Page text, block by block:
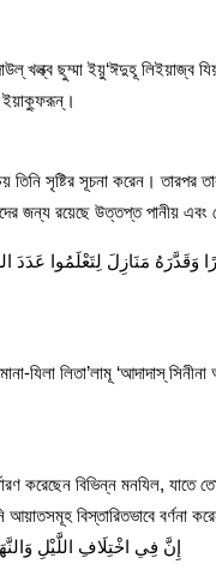
খল্ক্ব ছুম্মা ইয়ু‘ঈদুহূ লিইয়াজ্ব
ইয়াক্ফুরূন্।
সৃষ্টির সূচনা করেন। তারপর
জন্য রয়েছে উত্তপ্ত পানীয়
مَنَازِلَ لِتَعْلَمُوا عَدَدَ
যিলা লিতা’লামূ ‘আদাদাস্
করেছেন বিভিন্ন মনযিল, যাতে
বিস্তারিতভাবে বর্ণনা
إِنَّ فِي اخْتِلَافِ اللَّيْلِ